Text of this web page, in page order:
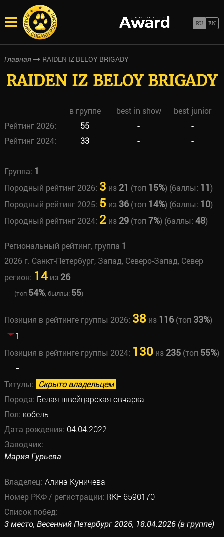
Главная RAIDEN IZ BELOY BRIGADY
RAIDEN IZ BELOY BRIGADY
в группе best in show
best junior
Рейтинг 2026:
55 -
-
Рейтинг 2024:
33 - -
Группа: 1
Породный рейтинг 2026: 3 из 21 (топ 15%) (баллы: 11)
Породный рейтинг 2025: 5из 36(топ 14%) (баллы: 10)
Породный рейтинг 2024: 2из 29(топ 7%) (баллы: 48)
Региональный рейтинг, группа 1
2026 г. Санкт-Петербург, Запад, Северо-Запад, Север
регион: 14из 26
(топ 54%, быллы: 55)
Позиция в рейтинге группы 2026: 38из 116(топ 33%)
1
Позиция в рейтинге группы 2024: 130из 235(топ 55%)
=
Титулы: Скрыто владельцем
Порода: Белая швейцарская овчарка
Пол: кобель
Дата рождения: 04.04.2022
Заводчик:
Мария Гурьева
Владелец: Алина Куничева
Номер РКФ / регистрации: RKF 6590170
Список побед:
3 место, Весенний Петербург 2026, 18.04.2026 (в группе)